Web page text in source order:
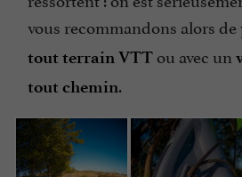
vous recommandons alors de
tout terrainVTT ou avec un
tout chemin.